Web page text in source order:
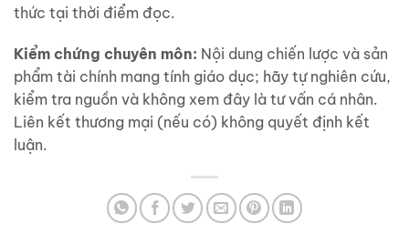
thức tại thời điểm đọc.
Kiểm chứng chuyên môn: Nội dung chiến lược và sản
phẩm tài chính mang tính giáo dục; hãy tự nghiên cứu,
kiểm tra nguồn và không xem đây là tư vấn cá nhân.
Liên kết thương mại (nếu có) không quyết định kết
luận.